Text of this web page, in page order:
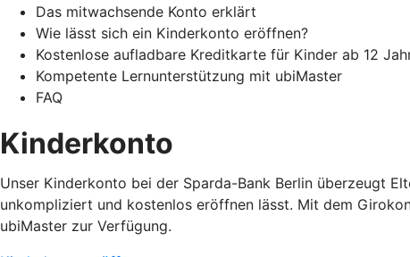
Das mitwachsende Konto erklärt
Wie lässt sich ein Kinderkonto eröffnen?
Kostenlose aufladbare Kreditkarte für Kinder ab 12
Kompetente Lernunterstützung mit ubiMaster
FAQ
Kinderkonto
Unser Kinderkonto bei der Sparda-Bank Berlin überzeugt
unkompliziert und kostenlos eröffnen lässt. Mit dem
ubiMaster zur Verfügung.